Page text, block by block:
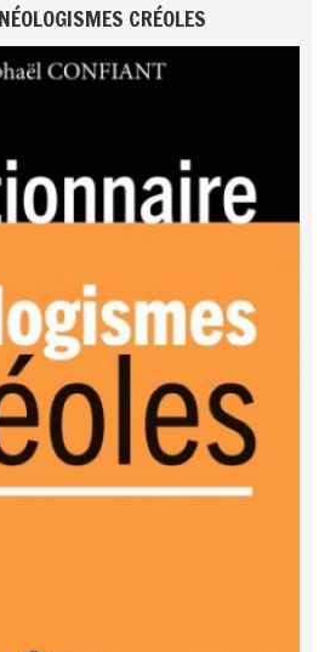
CRÉOLES